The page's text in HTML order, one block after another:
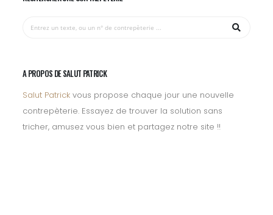
A PROPOS DE SALUT PATRICK
Salut Patrick vous propose chaque jour une nouvelle
contrepèterie. Essayez de trouver la solution sans
tricher, amusez vous bien et partagez notre site !!